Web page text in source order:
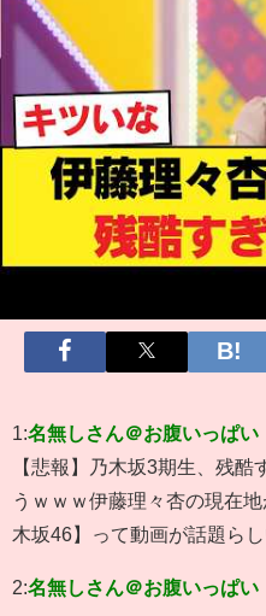
1:名無しさん＠お腹いっぱい
【悲報】乃木坂3期生、残酷
うｗｗｗ伊藤理々杏の現在
木坂46】って動画が話題ら
2:名無しさん＠お腹いっぱい